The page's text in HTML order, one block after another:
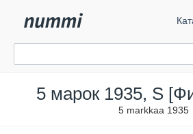
5 марок 1935, S
5 markkaa 1935